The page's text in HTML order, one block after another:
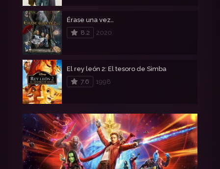
Érase una vez…
8.2
2020
El rey león 2: El tesoro de Simba
7.6
1998